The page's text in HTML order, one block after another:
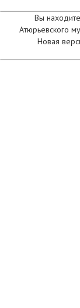
Вы
Атюрьевского
Новая